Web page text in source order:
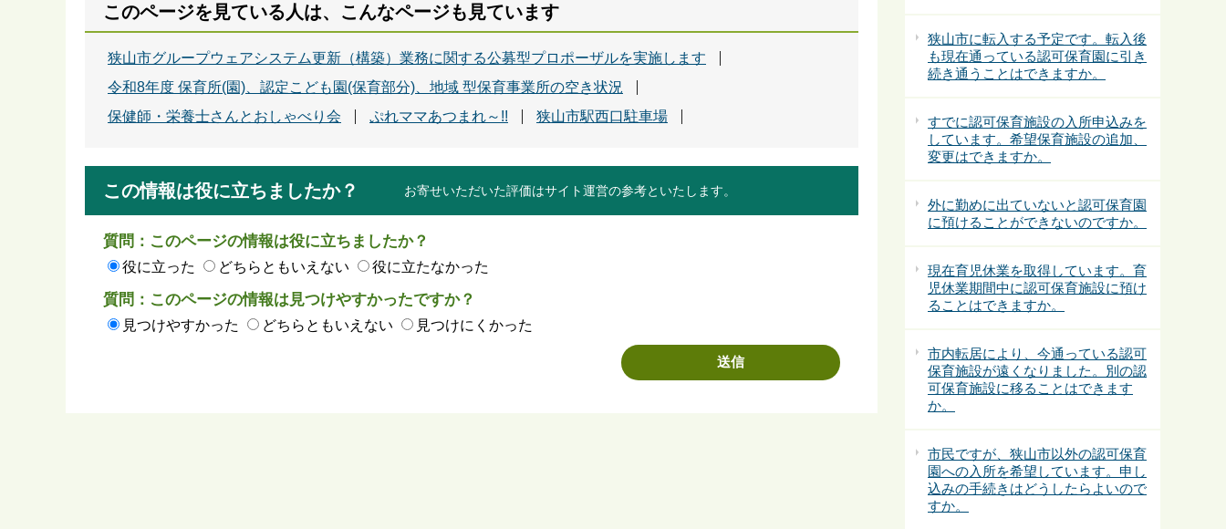
このページを見ている人は、こんなページも見ています
狭山市グループウェアシステム更新（構築）業務に関する公募型プロポーザルを実施します
令和8年度 保育所(園)、認定こども園(保育部分)、地域 型保育事業所の空き状況
保健師・栄養士さんとおしゃべり会
ぷれママあつまれ～!! 狭山市駅西口駐車場
この情報は役に立ちましたか？ お寄せいただいた評価はサイト運営の参考といたします。
質問：このページの情報は役に立ちましたか？
役に立った どちらともいえない 役に立たなかった
質問：このページの情報は見つけやすかったですか？
見つけやすかった どちらともいえない 見つけにくかった
狭山市に転入する予定です。転入後
も現在通っている認可保育園に引き
続き通うことはできますか。
すでに認可保育施設の入所申込みを
しています。希望保育施設の追加、
変更はできますか。
外に勤めに出ていないと認可保育園
に預けることができないのですか。
現在育児休業を取得しています。育
児休業期間中に認可保育施設に預け
ることはできますか。
市内転居により、今通っている認可
保育施設が遠くなりました。別の認
可保育施設に移ることはできます
か。
市民ですが、狭山市以外の認可保育
園への入所を希望しています。申し
込みの手続きはどうしたらよいので
すか。